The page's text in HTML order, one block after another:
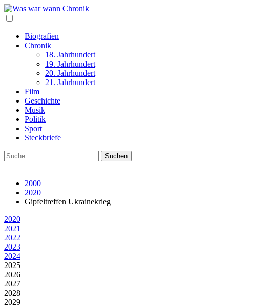
Biografien
Chronik
18. Jahrhundert
19. Jahrhundert
20. Jahrhundert
21. Jahrhundert
Film
Geschichte
Musik
Politik
Sport
Steckbriefe
2000
2020
Gipfeltreffen Ukrainekrieg
2020
2021
2022
2023
2024
2025
2026
2027
2028
2029